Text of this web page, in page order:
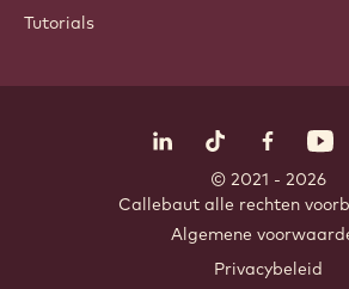
Tutorials
LinkedIn Opens in a
TikTok Opens in
Facebook
© 2021 - 2026
Callebaut. alle rechten
Algemene
Privacybeleid